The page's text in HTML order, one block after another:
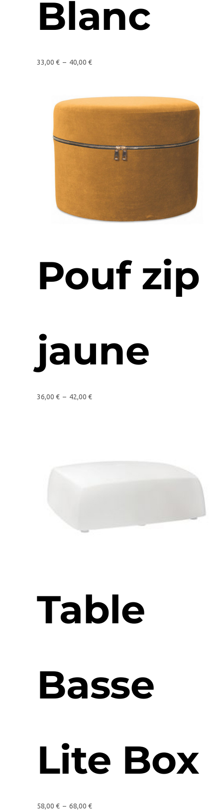
Blanc
33,00 € – 40,00 €
Pouf zip
jaune
36,00 € – 42,00 €
Table
Basse
Lite Box
58,00 € – 68,00 €